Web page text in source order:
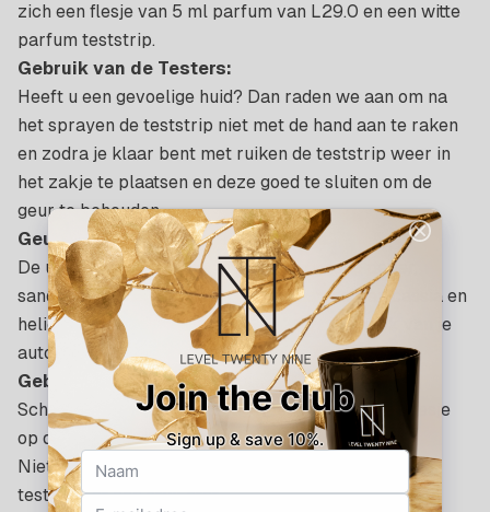
zich een flesje van 5 ml parfum van L29.0 en een witte
parfum teststrip.
Gebruik van de Testers:
Heeft u een gevoelige huid? Dan raden we aan om na
het sprayen de teststrip niet met de hand aan te raken
en zodra je klaar bent met ruiken de teststrip weer in
het zakje te plaatsen en deze goed te sluiten om de
geur te behouden.
Geur:
De unieke mix van Yuzu, petitgrain, groene peper,
sandelhout, tonka, vetiver, ceder, witte amber, cassia en
heliotroop brengt een vleugje luxe in elke hoek van je
auto.
Gebruiksaanwijzing Testers:
Scheur het zakje voorzichtig open en spray het flesje
op de teststrip
Niet sprayen op de huid, enkel op de meegestuurde
teststrip of een stuk stof